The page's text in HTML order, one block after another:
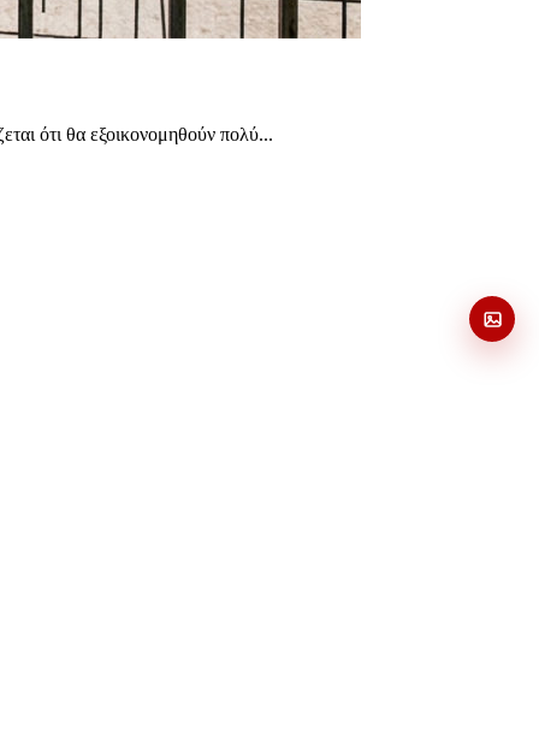
ότι θα εξοικονομηθούν πολύ...